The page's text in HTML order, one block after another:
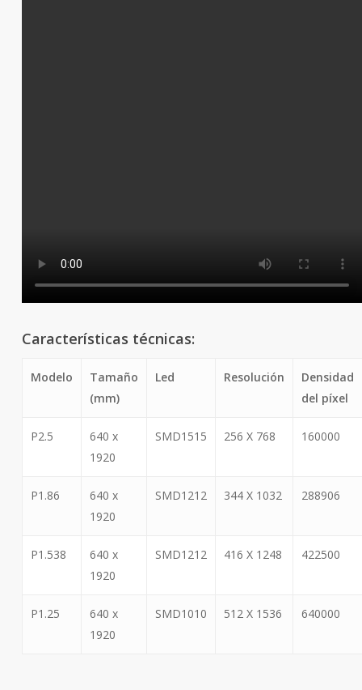
Características técnicas:
Modelo
Tamaño
(mm)
Led Resolución
Densidad
del píxel
P2.5
640 x
1920
SMD1515 256 X 768 160000
P1.86
640 x
1920
SMD1212 344 X 1032 288906
P1.538
640 x
1920
SMD1212 416 X 1248 422500
P1.25
640 x
1920
SMD1010 512 X 1536 640000